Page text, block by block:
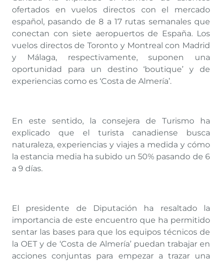
ofertados en vuelos directos con el mercado
español, pasando de 8 a 17 rutas semanales que
conectan con siete aeropuertos de España. Los
vuelos directos de Toronto y Montreal con Madrid
y Málaga, respectivamente, suponen una
oportunidad para un destino ‘boutique’ y de
experiencias como es ‘Costa de Almería’.
En este sentido, la consejera de Turismo ha
explicado que el turista canadiense busca
naturaleza, experiencias y viajes a medida y cómo
la estancia media ha subido un 50% pasando de 6
a 9 días.
El presidente de Diputación ha resaltado la
importancia de este encuentro que ha permitido
sentar las bases para que los equipos técnicos de
la OET y de ‘Costa de Almería’ puedan trabajar en
acciones conjuntas para empezar a trazar una